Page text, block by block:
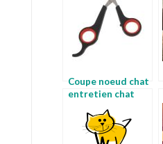
Coupe noeud chat
entretien chat